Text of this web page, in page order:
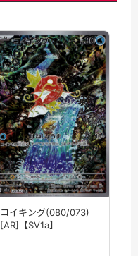
コイキング(080/073)
[AR]【SV1a】